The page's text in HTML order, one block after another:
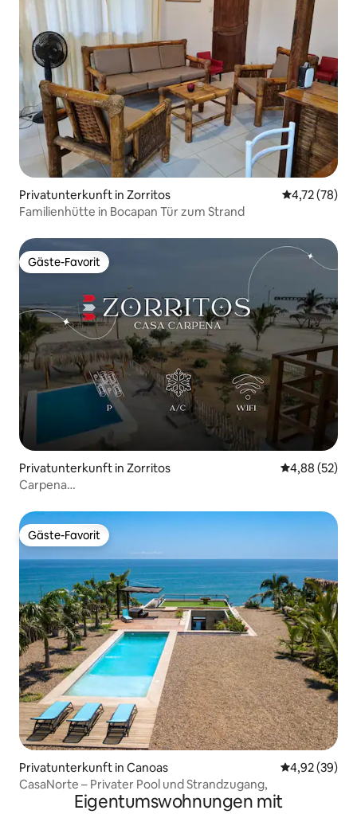
Privatunterkunft in Zorritos
4,72 (78)
Familienhütte in Bocapan Tür zum Strand
Gäste-Favorit
Gäste-Favorit
Privatunterkunft in Zorritos
4,88 (52)
Carpena
Gäste-Favorit
Gäste-Favorit
Privatunterkunft in Canoas
4,92 (39)
CasaNorte – Privater Pool und Strandzugang,
Eigentumswohnungen mit